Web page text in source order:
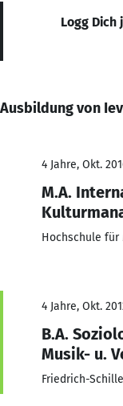
Logg Dich
Ausbildung von
4 Jahre, Okt.
M.A.
Hochschule für
4 Jahre, Okt.
B.A.
Musik- u.
Friedrich-